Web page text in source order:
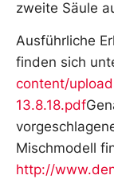
zweite Säule
Ausführliche
finden sich
content/
13.8.18.pdf
Mischmodell
http://